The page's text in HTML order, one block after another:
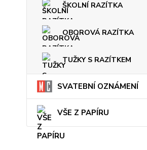
ŠKOLNÍ RAZÍTKA
OBOROVÁ RAZÍTKA
TUŽKY S RAZÍTKEM
SVATEBNÍ OZNÁMENÍ
VŠE Z PAPÍRU